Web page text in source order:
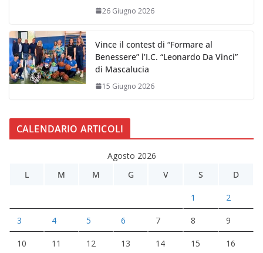
26 Giugno 2026
Vince il contest di “Formare al
Benessere” l’I.C. “Leonardo Da Vinci”
di Mascalucia
15 Giugno 2026
CALENDARIO ARTICOLI
Agosto 2026
L
M M G V S D
1 2
3 4 5 6 7 8 9
10 11 12 13 14 15 16